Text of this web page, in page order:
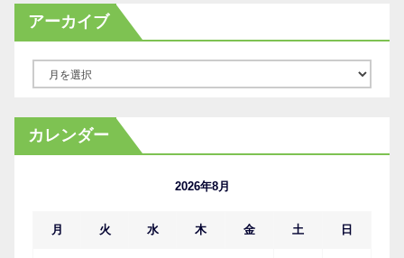
アーカイブ
カ
イ
カレンダー
2026年8月
月 火 水 木 金 土 日